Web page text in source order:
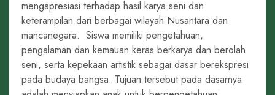
mengapresiasi terhadap hasil karya seni dan
keterampilan dari berbagai wilayah Nusantara dan
mancanegara. Siswa memiliki pengetahuan,
pengalaman dan kemauan keras berkarya dan berolah
seni, serta kepekaan artistik sebagai dasar berekspresi
pada budaya bangsa. Tujuan tersebut pada dasarnya